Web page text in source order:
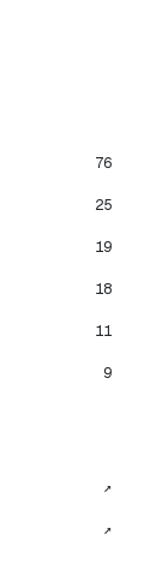
76
25
19
18
11
9
↗
↗